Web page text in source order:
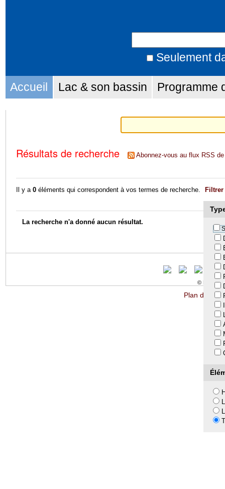
Aller
à
la
Seulement
avancée…
Sections
Accueil Lac & son bassin Programme
Résultats de recherche Abonnez-vous au flux RSS
Il y a 0éléments qui correspondent à vos termes de recherche.
La recherche n'a donné aucun résultat.
© LTA
Plan du site